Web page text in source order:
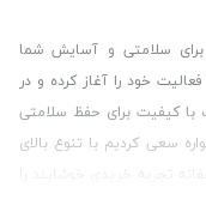
سلامتی و آسایش شما
مشتریات عزیز است. فروشگاه بالیشما از سال 99 فعالیت خود را آغاز کرده و در
با کیفیت برای حفظ سلامتی
سعی کردیم با تنوع بالای
تجربه خریدی خوشایند را
رایگان درمورد محصولات